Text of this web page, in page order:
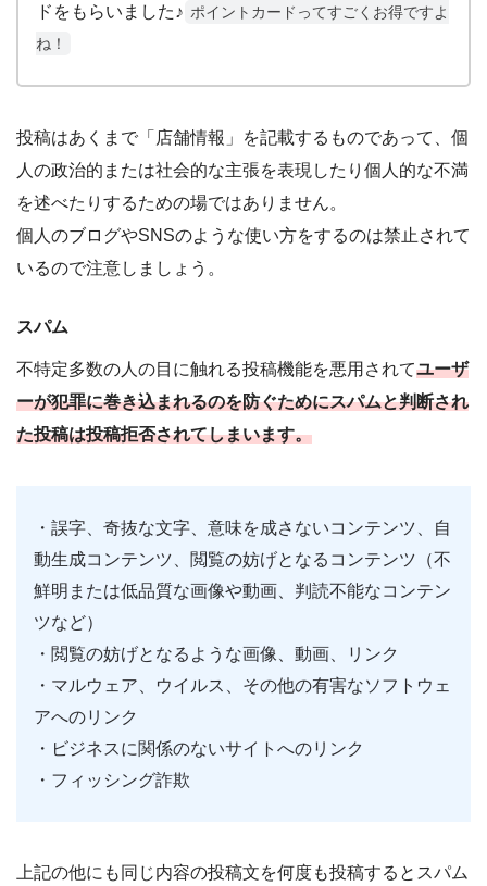
ドをもらいました♪ ポイントカードってすごくお得ですよ
ね！
投稿はあくまで「店舗情報」を記載するものであって、個
人の政治的または社会的な主張を表現したり個人的な不満
を述べたりするための場ではありません。
個人のブログやSNSのような使い方をするのは禁止されて
いるので注意しましょう。
スパム
不特定多数の人の目に触れる投稿機能を悪用されてユーザ
ーが犯罪に巻き込まれるのを防ぐためにスパムと判断され
た投稿は投稿拒否されてしまいます。
・誤字、奇抜な文字、意味を成さないコンテンツ、自
動生成コンテンツ、閲覧の妨げとなるコンテンツ（不
鮮明または低品質な画像や動画、判読不能なコンテン
ツなど）
・閲覧の妨げとなるような画像、動画、リンク
・マルウェア、ウイルス、その他の有害なソフトウェ
アへのリンク
・ビジネスに関係のないサイトへのリンク
・フィッシング詐欺
上記の他にも同じ内容の投稿文を何度も投稿するとスパム